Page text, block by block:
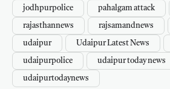
jodhpurpolice pahalgam attack
rajasthannews rajsamandnews
udaipur Udaipur Latest News
udaipurpolice udaipur today news
udaipurtodaynews